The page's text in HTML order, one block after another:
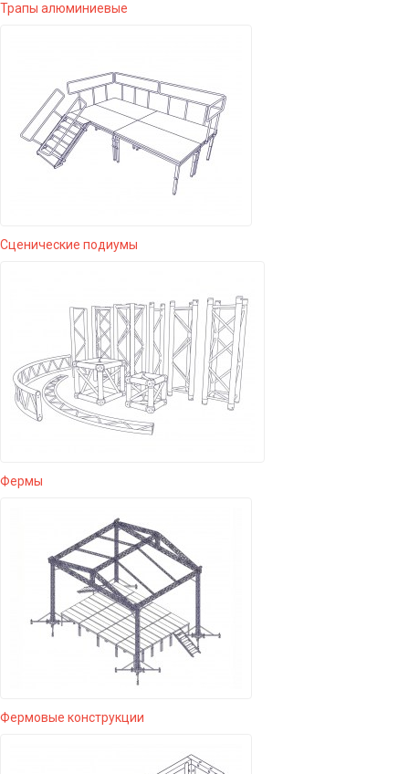
Трапы алюминиевые
Сценические подиумы
Фермы
Фермовые конструкции